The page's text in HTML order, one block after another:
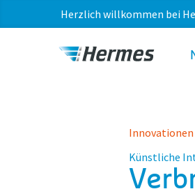
Herzlich willkommen bei
Innovationen
Künstliche